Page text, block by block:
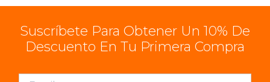
Suscríbete Para Obtener Un 10% De
Descuento En Tu Primera Compra